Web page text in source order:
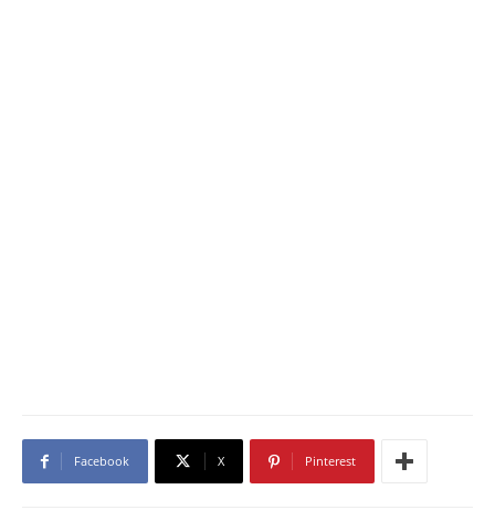
Facebook X Pinterest